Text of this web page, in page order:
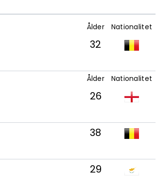
Ålder Nationalitet
32
Ålder Nationalitet
26
38
29